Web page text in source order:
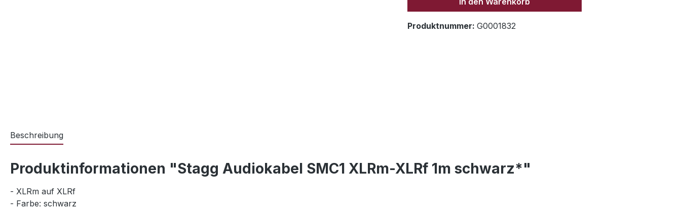
Produktnummer: G0001832
Beschreibung
Produktinformationen "Stagg Audiokabel SMC1 XLRm-XLRf 1m schwarz*"
- XLRm auf XLRf
- Farbe: schwarz